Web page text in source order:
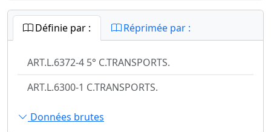
Définie par : Réprimée par :
ART.L.6372-4 5° C.TRANSPORTS.
ART.L.6300-1 C.TRANSPORTS.
Données brutes